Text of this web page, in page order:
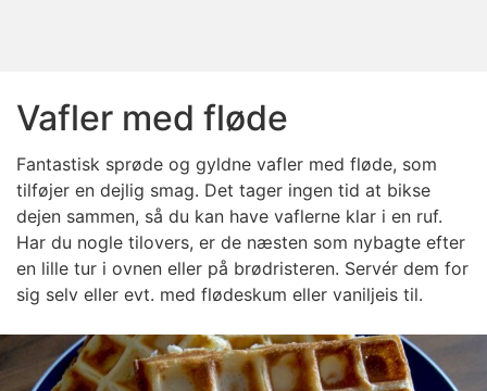
Vafler med fløde
Fantastisk sprøde og gyldne vafler med fløde, som
tilføjer en dejlig smag. Det tager ingen tid at bikse
dejen sammen, så du kan have vaflerne klar i en ruf.
Har du nogle tilovers, er de næsten som nybagte efter
en lille tur i ovnen eller på brødristeren. Servér dem for
sig selv eller evt. med flødeskum eller vaniljeis til.